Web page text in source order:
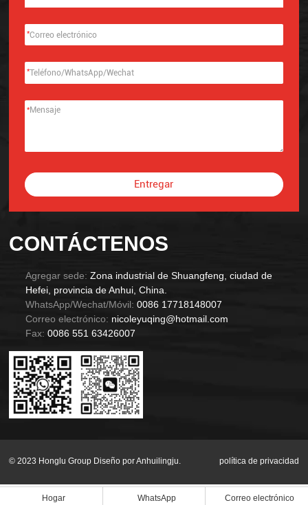
CONTÁCTENOS
Agregar sede: Zona industrial de Shuangfeng, ciudad de
Hefei, provincia de Anhui, China.
WhatsApp/Wechat/Móvil: 0086 17718148007
Correo electrónico: nicoleyuqing@hotmail.com
Fax: 0086 551 63426007
*
*
*
Entregar
© 2023 Honglu Group Diseño por Anhuilingju. política de privacidad
Hogar WhatsApp Correo electrónico